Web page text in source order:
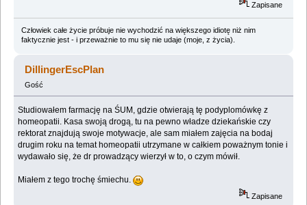
Zapisane
Człowiek całe życie próbuje nie wychodzić na większego idiotę niż nim
faktycznie jest - i przeważnie to mu się nie udaje (moje, z życia).
DillingerEscPlan
Gość
Studiowałem farmację na ŚUM, gdzie otwierają tę podyplomówkę z
homeopatii. Kasa swoją drogą, tu na pewno władze dziekańskie czy
rektorat znajdują swoje motywacje, ale sam miałem zajęcia na bodaj
drugim roku na temat homeopatii utrzymane w całkiem poważnym tonie i
wydawało się, że dr prowadzący wierzył w to, o czym mówił.
Miałem z tego trochę śmiechu.
Zapisane